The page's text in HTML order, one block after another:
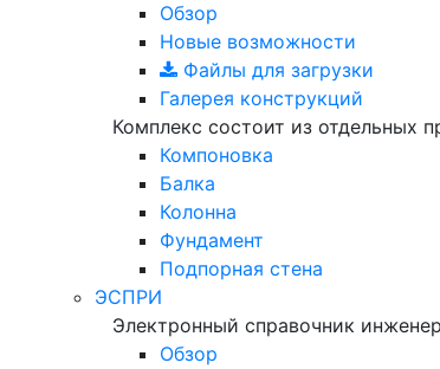
Обзор
Новые возможности
Файлы для загрузки
Галерея конструкций
Комплекс состоит из отдельных
Компоновка
Балка
Колонна
Фундамент
Подпорная стена
ЭСПРИ
Электронный справочник
Обзор